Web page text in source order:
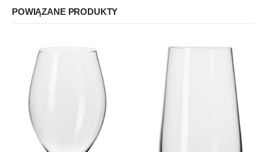
POWIĄZANE PRODUKTY